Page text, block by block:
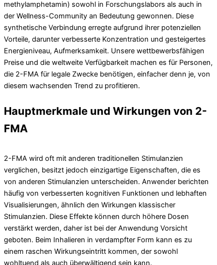
methylamphetamin) sowohl in Forschungslabors als auch in
der Wellness-Community an Bedeutung gewonnen. Diese
synthetische Verbindung erregte aufgrund ihrer potenziellen
Vorteile, darunter verbesserte Konzentration und gesteigertes
Energieniveau, Aufmerksamkeit. Unsere wettbewerbsfähigen
Preise und die weltweite Verfügbarkeit machen es für Personen,
die 2-FMA für legale Zwecke benötigen, einfacher denn je, von
diesem wachsenden Trend zu profitieren.
Hauptmerkmale und Wirkungen von 2-
FMA
2-FMA wird oft mit anderen traditionellen Stimulanzien
verglichen, besitzt jedoch einzigartige Eigenschaften, die es
von anderen Stimulanzien unterscheiden. Anwender berichten
häufig von verbesserten kognitiven Funktionen und lebhaften
Visualisierungen, ähnlich den Wirkungen klassischer
Stimulanzien. Diese Effekte können durch höhere Dosen
verstärkt werden, daher ist bei der Anwendung Vorsicht
geboten. Beim Inhalieren in verdampfter Form kann es zu
einem raschen Wirkungseintritt kommen, der sowohl